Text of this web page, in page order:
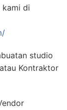
kami di
studio
Kontraktor